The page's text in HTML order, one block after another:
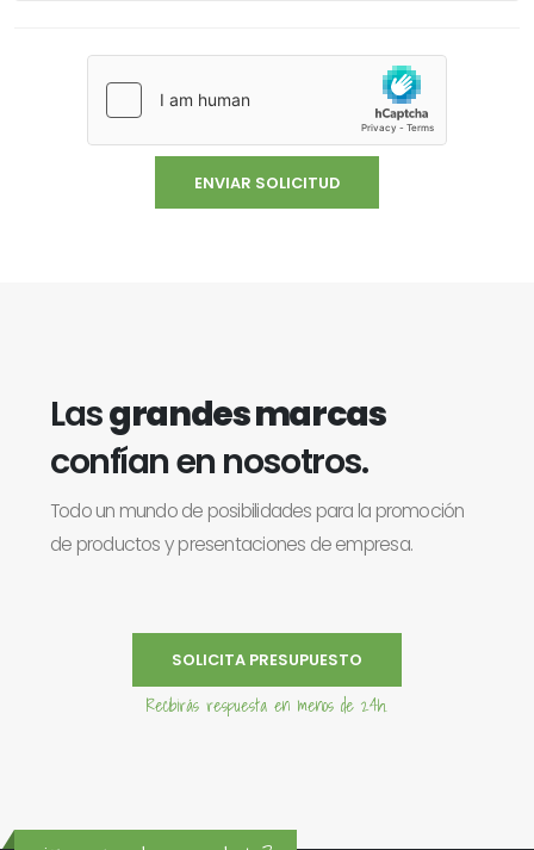
Lasgrandes marcas
confían en nosotros.
Todo un mundo de posibilidades para la promoción
de productos y presentaciones de empresa.
SOLICITA PRESUPUESTO
Recibirás respuesta en menos de 24h.